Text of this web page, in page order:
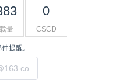
量
0
CSCD
提醒。